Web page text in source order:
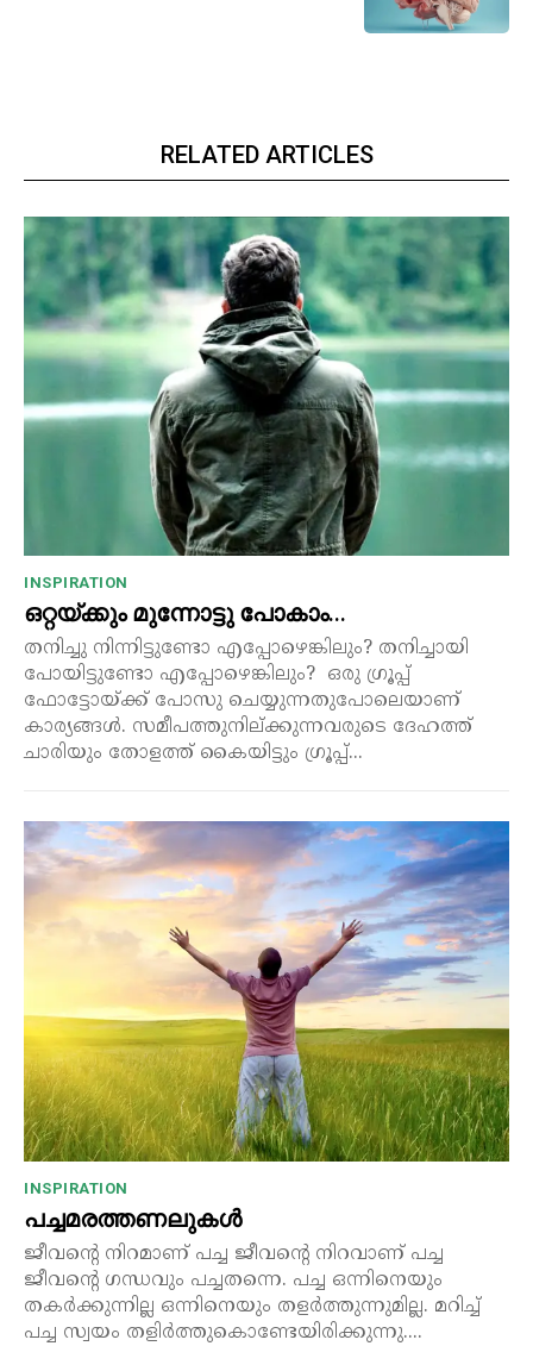
RELATED ARTICLES
INSPIRATION
ഒറ്റയ്ക്കും മുന്നോട്ടു പോകാം…
തനിച്ചു നിന്നിട്ടുണ്ടോ എപ്പോഴെങ്കിലും? തനിച്ചായി
പോയിട്ടുണ്ടോ എപ്പോഴെങ്കിലും? ഒരു ഗ്രൂപ്പ്
ഫോട്ടോയ്ക്ക് പോസു ചെയ്യുന്നതുപോലെയാണ്
കാര്യങ്ങൾ. സമീപത്തുനില്ക്കുന്നവരുടെ ദേഹത്ത്
ചാരിയും തോളത്ത് കൈയിട്ടും ഗ്രൂപ്പ്...
INSPIRATION
പച്ചമരത്തണലുകൾ
ജീവന്റെ നിറമാണ് പച്ച ജീവന്റെ നിറവാണ് പച്ച
ജീവന്റെ ഗന്ധവും പച്ചതന്നെ. പച്ച ഒന്നിനെയും
തകർക്കുന്നില്ല ഒന്നിനെയും തളർത്തുന്നുമില്ല. മറിച്ച്
പച്ച സ്വയം തളിർത്തുകൊണ്ടേയിരിക്കുന്നു....